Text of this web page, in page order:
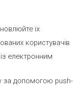
їх
користувачів
електронним
за допомогою push-